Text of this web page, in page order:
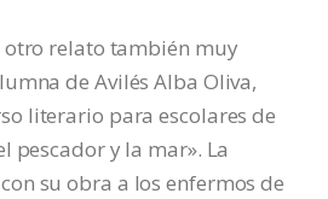
otro relato también muy
de Avilés Alba Oliva,
literario para escolares de
pescador y la mar». La
su obra a los enfermos de